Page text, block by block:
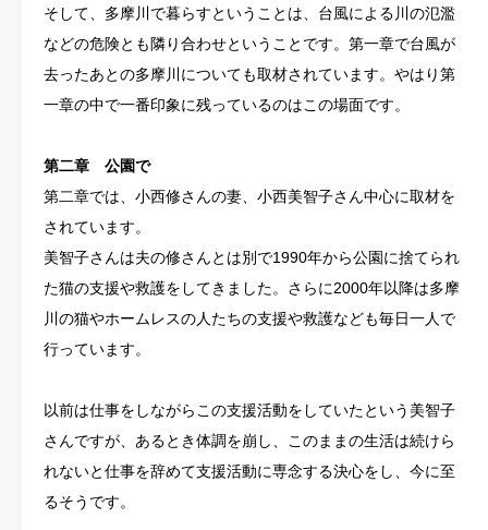
そして、多摩川で暮らすということは、台風による川の氾濫
などの危険とも隣り合わせということです。第一章で台風が
去ったあとの多摩川についても取材されています。やはり第
一章の中で一番印象に残っているのはこの場面です。
第二章 公園で
第二章では、小西修さんの妻、小西美智子さん中心に取材を
されています。
美智子さんは夫の修さんとは別で1990年から公園に捨てられ
た猫の支援や救護をしてきました。さらに2000年以降は多摩
川の猫やホームレスの人たちの支援や救護なども毎日一人で
行っています。
以前は仕事をしながらこの支援活動をしていたという美智子
さんですが、あるとき体調を崩し、このままの生活は続けら
れないと仕事を辞めて支援活動に専念する決心をし、今に至
るそうです。